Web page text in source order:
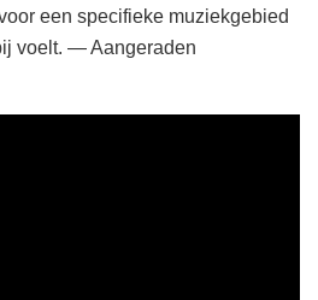
een specifieke muziekgebied
voelt. — Aangeraden